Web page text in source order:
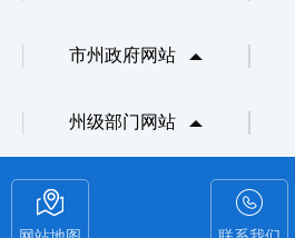
市州政府网站
州级部门网站